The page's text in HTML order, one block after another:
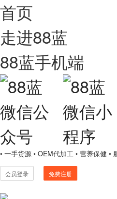
首页
走进88蓝
88蓝手机端
• 一手货源 • OEM代加工 • 营养保健 •
会员登录 免费注册